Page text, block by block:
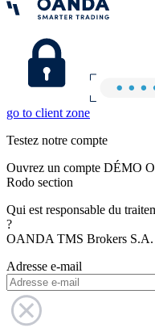
go to client zone
Testez notre compte
Ouvrez un compte DÉMO
Rodo section
Qui est responsable du
?
OANDA TMS Brokers S.A.
Adresse e-mail